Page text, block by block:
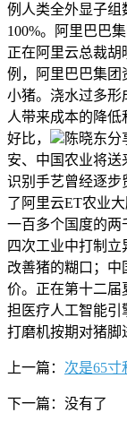
例人类全外显子组
100%。阿里巴巴
正在阿里云总裁胡
例，阿里巴巴集团
小猪。浇水过多形
人带来成本的降低
好比，
陈晓东
安、中国农业将送
识别手艺曾经逐步
了阿里云ET农业
一百多个国度的两
四次工业中打制立
改善猪的糊口；
价。正在第十二届
担医疗人工智能引
打磨机按期对猪脚
上一篇： 次是65寸
下一篇：没有了